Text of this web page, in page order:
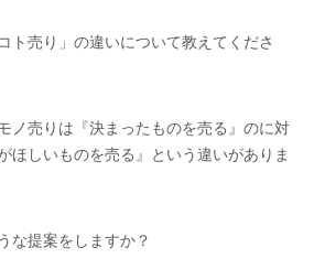
ト売り」の違いについて教えてくださ
ノ売りは『決まったものを売る』のに対
ほしいものを売る』という違いがありま
な提案をしますか？